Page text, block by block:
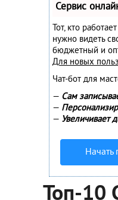
Сервис
Тот, кто
нужно видеть
бюджетный и
Для новых
Чат-бот для
— Сам
—
— Увеличивает
Начать